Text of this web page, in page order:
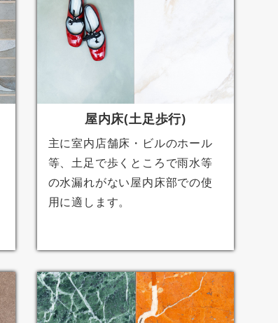
屋内床(土足歩行)
主に室内店舗床・ビルのホール
等、土足で歩くところで雨水等
の水漏れがない屋内床部での使
用に適します。